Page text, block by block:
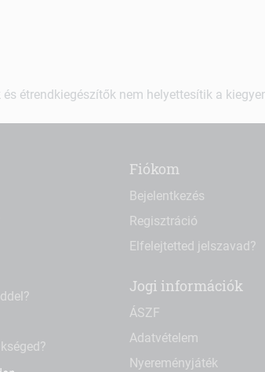
étrendkiegészítők nem helyettesítik a
Fiókom
Bejelentkezés
Regisztráció
Elfelejtetted jelszavad?
Jogi információk
ÁSZF
Adatvételem
Nyereményjáték